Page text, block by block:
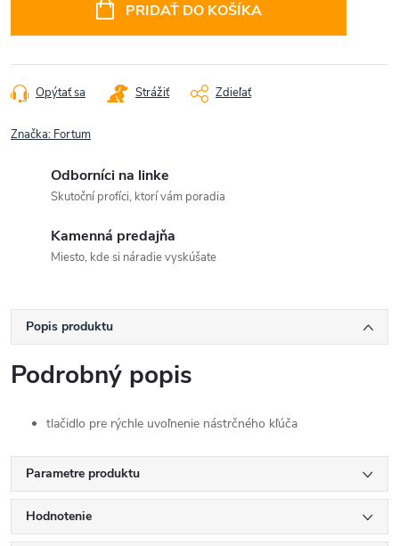
PRIDAŤ DO KOŠÍKA
Opýtať sa Strážiť Zdieľať
Značka: Fortum
Odborníci na linke
Skutoční profíci, ktorí vám poradia
Kamenná predajňa
Miesto, kde si náradie vyskúšate
Popis produktu
Podrobný popis
tlačidlo pre rýchle uvoľnenie nástrčného kľúča
Parametre produktu
Hodnotenie